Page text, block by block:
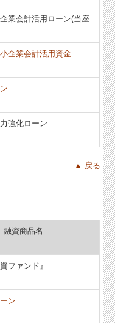
業会計活用ローン(当座
企業会計活用資金
強化ローン
▲ 戻る
融資商品名
ファンド』
ン